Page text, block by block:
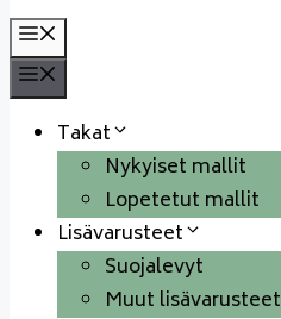
Takat
Nykyiset mallit
Lopetetut mallit
Lisävarusteet
Suojalevyt
Muut lisävarusteet